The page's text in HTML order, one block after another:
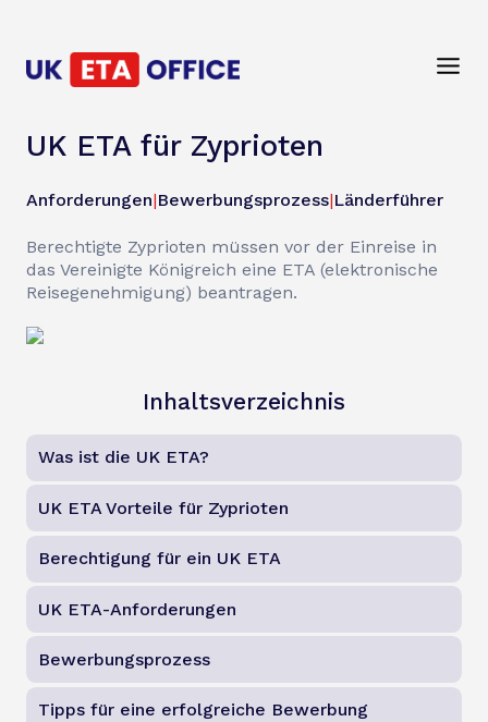
UK ETA für Zyprioten
Anforderungen|Bewerbungsprozess|Länderführer
Berechtigte Zyprioten müssen vor der Einreise in
das Vereinigte Königreich eine ETA (elektronische
Reisegenehmigung) beantragen.
Inhaltsverzeichnis
Was ist die UK ETA?
UK ETA Vorteile für Zyprioten
Berechtigung für ein UK ETA
UK ETA-Anforderungen
Bewerbungsprozess
Tipps für eine erfolgreiche Bewerbung